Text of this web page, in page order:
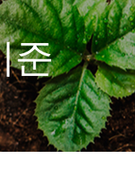
인증절차와 수수료
법적규정 및 신청양식
준